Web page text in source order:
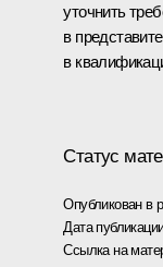
уточнить
в
в
Статус
Опубликован в
Дата
Ссылка на